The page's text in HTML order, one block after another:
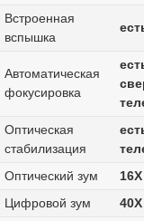
Встроенная
вспышка
Автоматическая
фокусировка
Оптическая
стабилизация
Оптический зум
Цифровой зум